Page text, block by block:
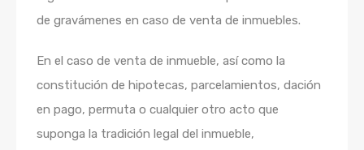
de gravámenes en caso de venta de inmuebles.
En el caso de venta de inmueble, así como la
constitución de hipotecas, parcelamientos, dación
en pago, permuta o cualquier otro acto que
suponga la tradición legal del inmueble,